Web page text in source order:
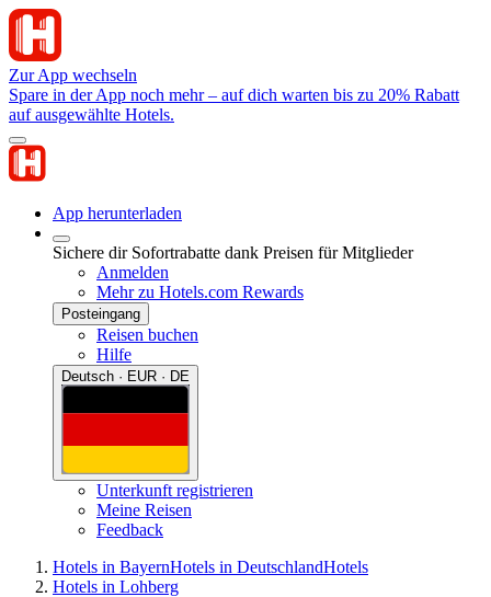
Zur App wechseln
Spare in der App noch mehr – auf dich warten bis zu 20% Rabatt
auf ausgewählte Hotels.
App herunterladen
Sichere dir Sofortrabatte dank Preisen für Mitglieder
Anmelden
Mehr zu Hotels.com Rewards
Posteingang
Reisen buchen
Hilfe
Deutsch · EUR · DE
Unterkunft registrieren
Meine Reisen
Feedback
Hotels in BayernHotels in DeutschlandHotels
Hotels in Lohberg